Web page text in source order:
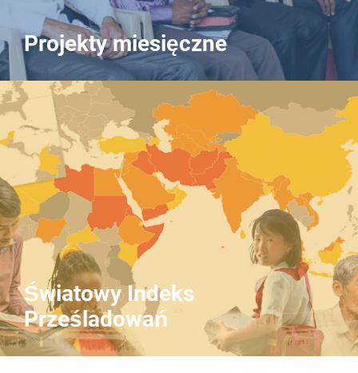
Projekty miesięczne
Światowy Indeks
Prześladowań